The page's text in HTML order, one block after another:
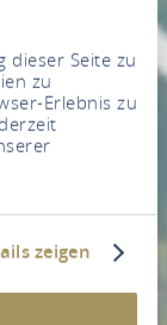
dieser Seite zu
zu
Erlebnis zu
zeigen